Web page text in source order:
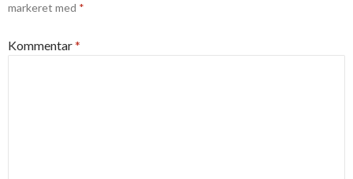
markeret med *
Kommentar*